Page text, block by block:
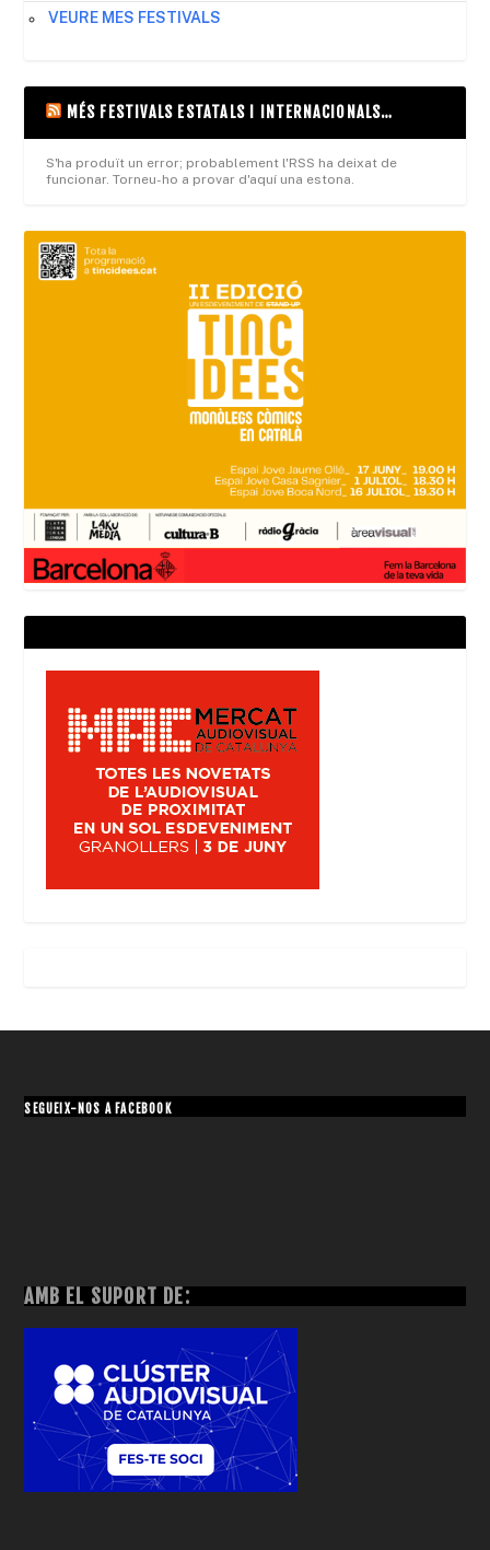
VEURE MES FESTIVALS
MÉS FESTIVALS ESTATALS I INTERNACIONALS…
S'ha produït un error; probablement l'RSS ha deixat de
funcionar. Torneu-ho a provar d'aquí una estona.
SEGUEIX-NOS A FACEBOOK
AMB EL SUPORT DE: